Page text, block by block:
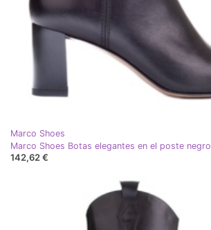
Marco Shoes
Marco Shoes Botas elegantes en el poste negro
142,62 €